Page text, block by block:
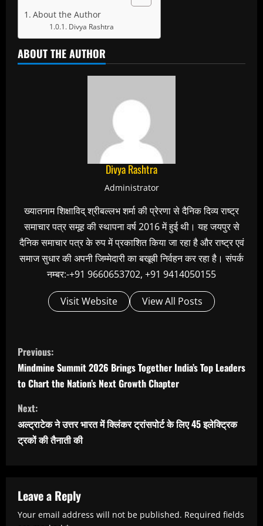
About the Author
Divya Rashtra
ABOUT THE AUTHOR
Divya Rashtra
Administrator
ख्यातनाम शिक्षाविद् श्रीबल्लभ शर्मा की प्रेरणा से दैनिक दिव्य राष्ट्र
समाचार पत्र समूह की स्थापना वर्ष 2016 में हुई थी। यह जयपुर से
दैनिक समाचार पत्र के रुप में प्रकाशित किया जा रहा है और राष्ट्र एवं
समाज सुधार की अपनी जिम्मेदारी का बखूबी निर्वहन कर रहा है। संपर्क
नम्बर:-+91 9660653702, +91 9414050155
Visit Website View All Posts
C
o
n
t
i
n
R
e
Previous:
Mindmine Summit 2026 Brings Together India’s Top Leaders
to Chart the Nation’s Next Growth Chapter
Next:
अल्ट्राटेक ने उत्तर भारत में क्लिंकर ट्रांसपोर्ट के लिए 45 इलेक्ट्रिक
ट्रकों की तैनाती की
Leave a Reply
Your email address will not be published. Required fields